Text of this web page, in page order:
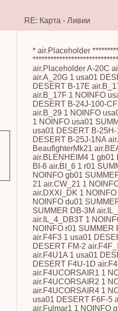
RE: Карта - Ливии
* air.Placeholder
air.Placeholder A-20C
air.A_20G 1 usa01
DESERT B-17E
air.B_17F 1 NOINFO
DESERT B-24J-100-
air.B_29 1 NOINFO
1 NOINFO usa01
usa01 DESERT B-
DESERT B-25J-1NA
BeaufighterMk21
air.BLENHEIM4 1 gb01
BI-6 air.BI_6 1 r01
NOINFO gb01
21 air.CW_21 1
air.DXXI_DK 1
NOINFO du01
SUMMER DB-3M
air.IL_4_DB3T 1
NOINFO r01
air.F4F3 1 usa01
DESERT FM-2
air.F4U1A 1 usa01
DESERT F4U-1D
air.F4UCORSAIR1 1
air.F4UCORSAIR2 1
air.F4UCORSAIR4 1
usa01 DESERT F6F-5
air.Fulmar1 1 NOINFO